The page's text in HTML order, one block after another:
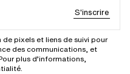
S'inscrire
de pixels et liens de suivi pour
des communications, et
plus d’informations,